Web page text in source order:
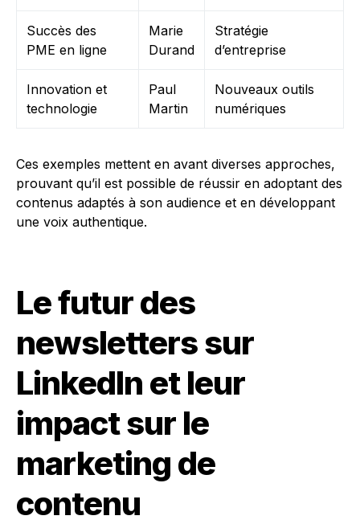
Succès des
PME en ligne
Marie
Durand
Stratégie
d’entreprise
Innovation et
technologie
Paul
Martin
Nouveaux outils
numériques
Ces exemples mettent en avant diverses approches,
prouvant qu’il est possible de réussir en adoptant des
contenus adaptés à son audience et en développant
une voix authentique.
Le futur des
newsletters sur
LinkedIn et leur
impact sur le
marketing de
contenu